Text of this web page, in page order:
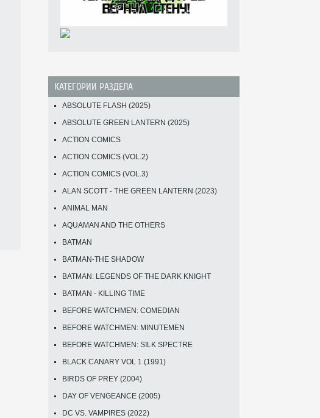
КАТЕГОРИИ РАЗДЕЛА
ABSOLUTE FLASH (2025)
ABSOLUTE GREEN LANTERN (2025)
ACTION COMICS
ACTION COMICS (VOL.2)
ACTION COMICS (VOL.3)
ALAN SCOTT - THE GREEN LANTERN (2023)
ANIMAL MAN
AQUAMAN AND THE OTHERS
BATMAN
BATMAN-THE SHADOW
BATMAN: LEGENDS OF THE DARK KNIGHT
BATMAN - KILLING TIME
BEFORE WATCHMEN: COMEDIAN
BEFORE WATCHMEN: MINUTEMEN
BEFORE WATCHMEN: SILK SPECTRE
BLACK CANARY VOL 1 (1991)
BIRDS OF PREY (2004)
DAY OF VENGEANCE (2005)
DC VS. VAMPIRES (2022)